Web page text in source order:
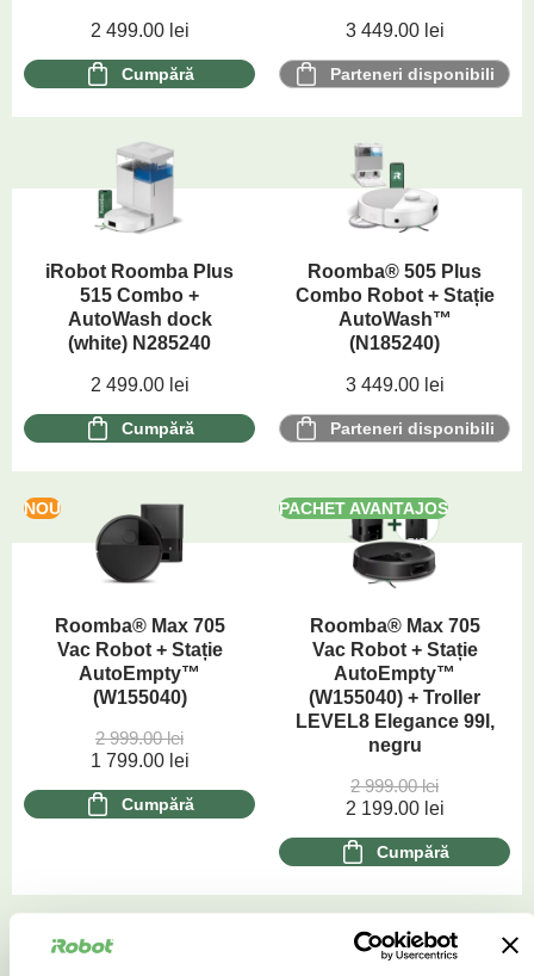
2 499.00 lei
Cumpără
3 449.00 lei
Parteneri disponibili
iRobot Roomba Plus
515 Combo +
AutoWash dock
(white) N285240
2 499.00 lei
Cumpără
Roomba® 505 Plus
Combo Robot + Stație
AutoWash™
(N185240)
3 449.00 lei
Parteneri disponibili
NOU
Roomba® Max 705
Vac Robot + Stație
AutoEmpty™
(W155040)
2 999.00lei
1 799.00 lei
Cumpără
PACHET AVANTAJOS
Roomba® Max 705
Vac Robot + Stație
AutoEmpty™
(W155040) + Troller
LEVEL8 Elegance 99l,
negru
2 999.00lei
2 199.00 lei
Cumpără